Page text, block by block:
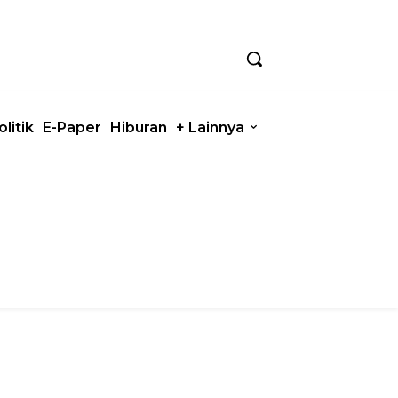
E-Paper Hiburan + Lainnya